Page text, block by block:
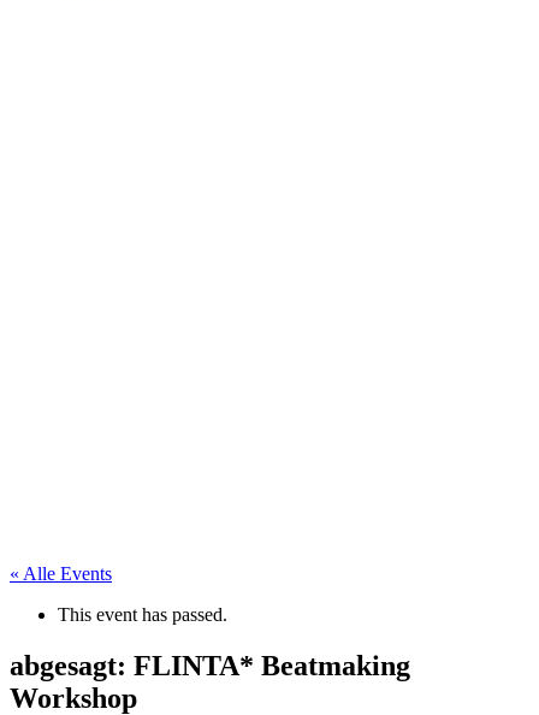
« Alle Events
This event has passed.
abgesagt: FLINTA* Beatmaking
Workshop